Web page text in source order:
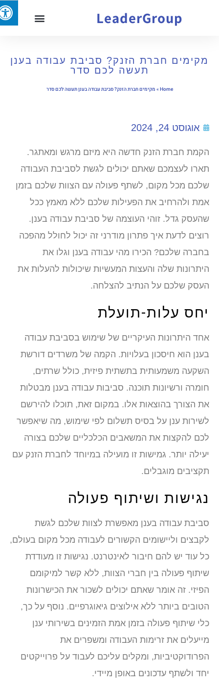
LeaderGroup
מקימים חברת הזנק? סביבת עבודה בענן
תעשה לכם סדר
Home
»מקימים חברת הזנק? סביבת עבודה בענן תעשה לכם סדר
אוגוסט 24, 2024
הקמת חברת הזנק חדשה היא מיזם מרגש ומאתגר.
תארו לעצמכם שאתם יכולים לגשת לסביבת העבודה
שלכם מכל מקום, לשתף פעולה עם הצוות שלכם בזמן
אמת ולהרחיב את הפעילות שלכם ללא מאמץ ככל
שהעסק גדל. זוהי העוצמה של סביבת עבודה בענן.
רוצים לדעת איך פתרון מודרני זה יכול לחולל מהפכה
בחברה שלכם? הכירו מהי עבודה בענן וגלו את
היתרונות שלה והעצות המעשיות שיכולות להעלות את
העסק שלכם על הנתיב להצלחה.
יחס עלות-תועלת
אחד היתרונות העיקריים של שימוש בסביבת עבודה
בענן הוא חיסכון בעלויות. הקמה של משרדים דורשת
השקעה משמעותית בתשתית פיזית, כולל שרתים,
חומרה ורשיונות תוכנה. סביבות עבודה בענן מבטלות
את הצורך בהוצאות אלו. במקום זאת, תוכלו להירשם
לשירות ענן על בסיס תשלום לפי שימוש, מה שיאפשר
לכם להקצות את המשאבים הכלכליים שלכם בצורה
יעילה יותר. גמישות זו מועילה במיוחד לחברת הזנק עם
תקציבים מוגבלים.
נגישות ושיתוף פעולה
סביבת עבודה בענן מאפשרת לצוות שלכם לגשת
לקבצים וליישומים הקשורים לעבודה מכל מקום בעולם,
כל עוד יש להם חיבור לאינטרנט. נגישות זו מעודדת
שיתוף פעולה בין חברי הצוות, ללא קשר למיקומם
הפיזי. זה אומר שאתם יכולים לשכור את הכישרונות
הטובים ביותר ללא אילוצים גיאוגרפיים. נוסף על כך,
כלי שיתוף פעולה בזמן אמת הזמינים בשירותי ענן
מייעלים את זרימות העבודה ומשפרים את
הפרודוקטיביות, ומקלים עליכם לעבוד על פרוייקטים
יחד ולשתף עדכונים באופן מיידי.